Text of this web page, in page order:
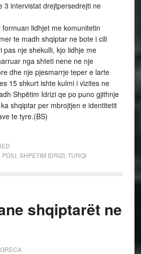
3 intervistat drejtpersedrejti ne
lidhjet me komunitetin
te madh shqiptar ne bote i cili
pas nje shekulli, kjo lidhje me
nga shteti nene ne nje
dhe nje pjesmarrje teper e larte
15 shkurt ishte kulmi i vizites ne
Shpëtim Idrizi qe po puno gjithnje
shqiptar per mbrojtjen e identitetit
te tyre.(BS)
PDIU SHPETIM IDRIZI, TURQI
shqiptarët ne